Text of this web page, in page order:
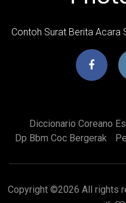
Contoh Surat Berita Acara
Diccionario Coreano
Dp Bbm Coc Bergerak
Copyright ©2026 All rights